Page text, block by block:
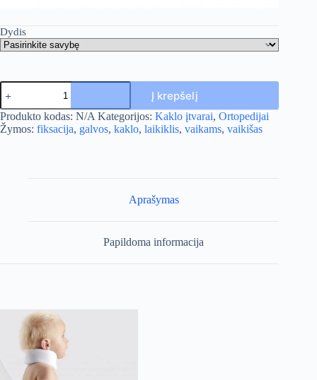
Dydis
produkto
kiekis:
Minkštas
kaklo
įtvaras
Į krepšelį
A
l
Produkto kodas: N/A Kategorijos: Kaklo įtvarai, Ortopedijai
Žymos: fiksacija, galvos, kaklo, laikiklis, vaikams, vaikišas
Aprašymas
Papildoma informacija